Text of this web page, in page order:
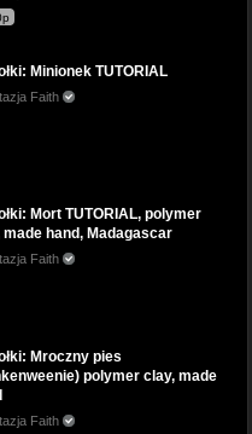
Minionek TUTORIAL
Faith
Mort TUTORIAL, polymer
made hand, Madagascar
Faith
Mroczny pies
polymer clay, made
Faith